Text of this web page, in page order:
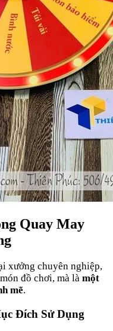
Quay May
xưởng chuyên nghiệp,
đồ chơi, mà là một
mẽ.
Đích Sử Dụng